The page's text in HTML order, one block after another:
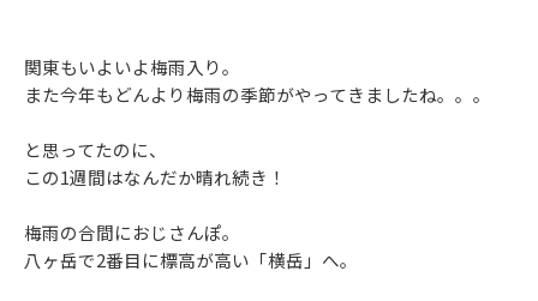
関東もいよいよ梅雨入り。
また今年もどんより梅雨の季節がやってきましたね。。。
と思ってたのに、
この1週間はなんだか晴れ続き！
梅雨の合間におじさんぽ。
八ヶ岳で2番目に標高が高い「横岳」へ。